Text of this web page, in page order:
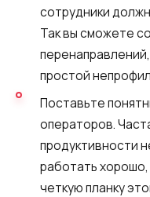
сотрудники
Так вы сможете
простой
Поставьте
операторов.
продуктивности
работать хорошо,
четкую планку